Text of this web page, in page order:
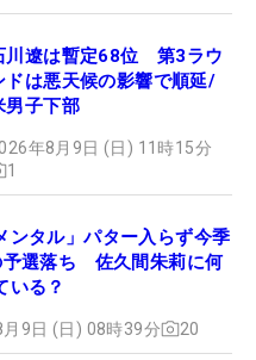
川遼は暫定68位 第3ラウ
ドは悪天候の影響で順延/
男子下部
年8月9日 (日) 11時15分
1
ンタル」パター入らず今季
予選落ち 佐久間朱莉に何
いる？
9日 (日) 08時39分 20